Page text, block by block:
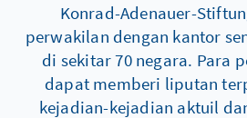
Konrad-Adenauer-
perwakilan dengan kantor
di sekitar 70 negara. Para
dapat memberi liputan
kejadian-kejadian aktuil